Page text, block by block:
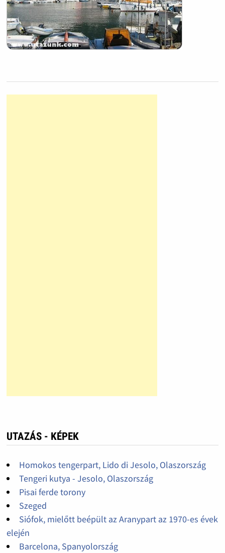
UTAZÁS - KÉPEK
Homokos tengerpart, Lido di Jesolo, Olaszország
Tengeri kutya - Jesolo, Olaszország
Pisai ferde torony
Szeged
Siófok, mielőtt beépült az Aranypart az 1970-es évek
elején
Barcelona, Spanyolország